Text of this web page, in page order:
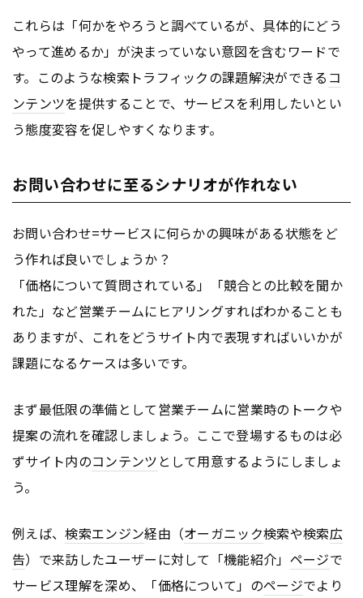
これらは「何かをやろうと調べているが、具体的にどう
やって進めるか」が決まっていない意図を含むワードで
す。このような検索トラフィックの課題解決ができる コ
ンテンツを提供することで、サービスを利用したいとい
う態度変容を促しやすくなります。
お問い合わせに至るシナリオが作れない
お問い合わせ=サービスに何らかの興味がある状態をど
う作れば良いでしょうか？
「価格について質問されている」「競合との比較を聞か
れた」など営業チームにヒアリングすればわかることも
ありますが、これをどうサイト内で表現すればいいかが
課題になるケースは多いです。
まず最低限の準備として営業チームに営業時のトークや
提案の流れを確認しましょう。ここで登場するものは必
ずサイト内のコンテンツ として用意するようにしましょ
う。
例えば、検索エンジン経由（オーガニック検索や検索広
告）で来訪したユーザーに対して「機能紹介」 ページで
サービス理解を深め、「価格について」のページでより